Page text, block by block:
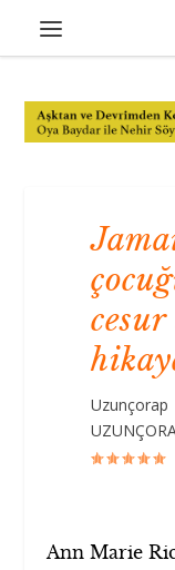
Uzunçorap
Ann Marie